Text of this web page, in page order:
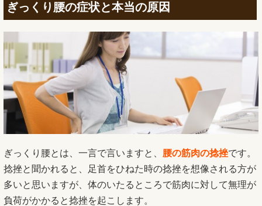
ぎっくり腰の症状と本当の原因
ぎっくり腰とは、一言で言いますと、 腰の筋肉の捻挫です。
捻挫と聞かれると、足首をひねた時の捻挫を想像される方が
多いと思いますが、体のいたるところで筋肉に対して無理が
負荷がかかると捻挫を起こします。